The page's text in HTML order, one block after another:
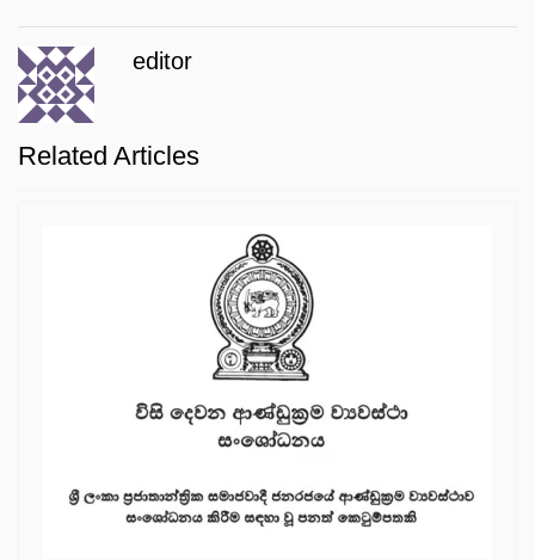
editor
Related Articles